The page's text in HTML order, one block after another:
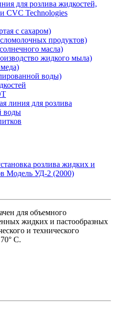
для розлива жидкостей,
CVC Technologies
с сахаром)
продуктов)
масла)
жидкого мыла)
воды)
линия для розлива
воды
для объемного
жидких и пастообразных
и технического
С.